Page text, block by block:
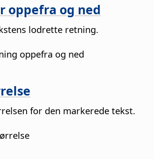
oppefra og ned
lodrette retning.
oppefra og ned
for den markerede tekst.